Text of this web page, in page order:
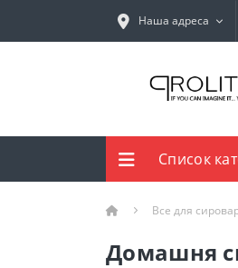
Наша адреса
Список
Все для
Домашня